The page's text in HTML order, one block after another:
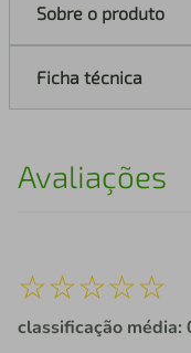
Sobre o produto
Ficha técnica
Avaliações
☆☆☆☆☆
classificação média: